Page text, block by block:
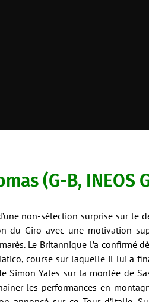
(G-B, INEOS
non-sélection surprise sur le
du Giro avec une motivation
Le Britannique l’a confirmé
course sur laquelle il lui a
Simon Yates sur la montée de
les performances en